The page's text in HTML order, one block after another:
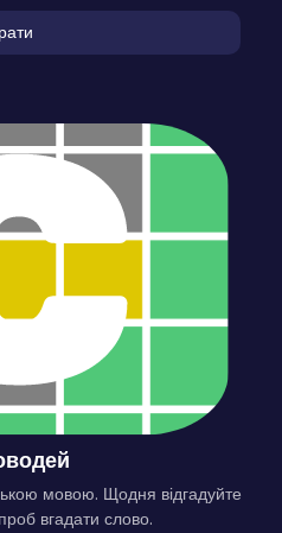
мовою. Щодня відгадуйте
вгадати слово.